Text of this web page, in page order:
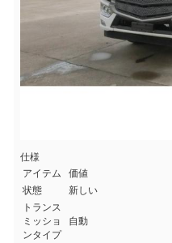
仕様
アイテム
価値
状態
新しい
トランス
ミッショ
ンタイプ
自動